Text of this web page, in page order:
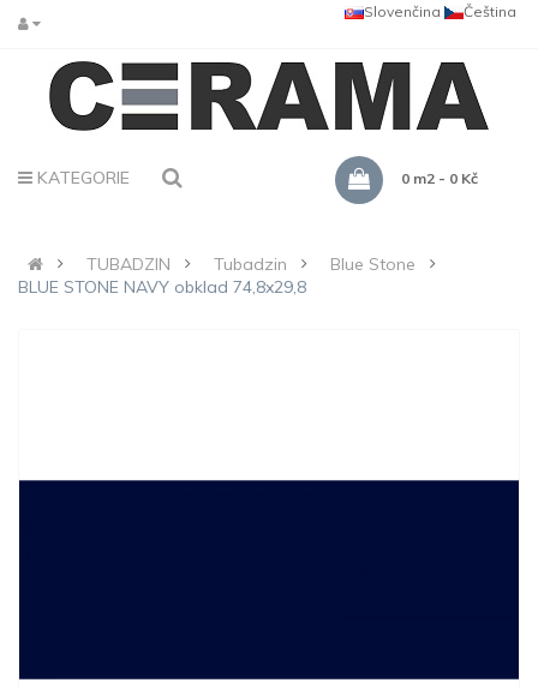
Čeština
Slovenčina
KATEGORIE 0 m2 - 0 Kč
TUBADZIN Tubadzin
Blue Stone
BLUE STONE NAVY obklad 74,8x29,8